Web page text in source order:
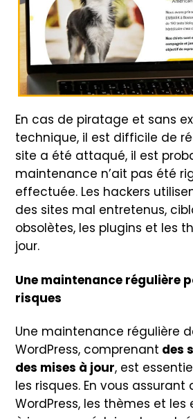
En cas de piratage et sans
technique, il est difficile de
site a été attaqué, il est
maintenance n’ait pas été
effectuée. Les hackers
des sites mal entretenus,
obsolètes, les plugins et les
jour.
Une maintenance régulière
risques
Une maintenance régulière
WordPress, comprenant des
des mises à jour, est
les risques. En vous
WordPress, les thèmes et les